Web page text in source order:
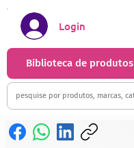
Biblioteca de produtos
Login